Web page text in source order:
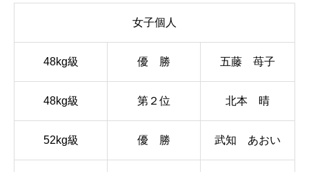
女子個人
48kg級 優 勝 五藤 苺子
48kg級 第２位 北本 晴
52kg級 優 勝 武知 あおい